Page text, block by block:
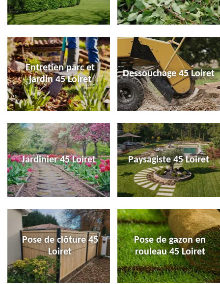
Entretien parc et
jardin 45 Loiret
Dessouchage 45 Loiret
Jardinier 45 Loiret Paysagiste 45 Loiret
Pose de clôture 45
Loiret
Pose de gazon en
rouleau 45 Loiret